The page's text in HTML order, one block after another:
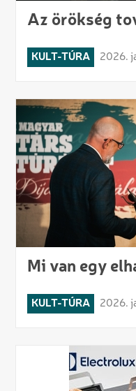
Az örökség
KULT-TÚRA 2026.
Mi van egy
KULT-TÚRA 2026.